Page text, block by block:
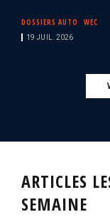
DOSSIERS AUTO WEC
19 JUIL. 2026
ARTICLES
SEMAINE